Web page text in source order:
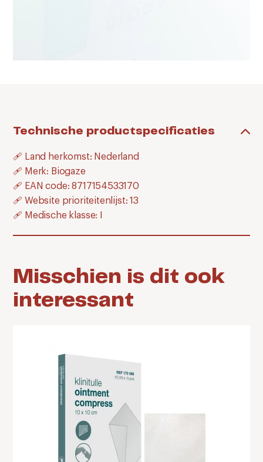
Technische productspecificaties
🩹 Land herkomst: Nederland
🩹 Merk: Biogaze
🩹 EAN code: 8717154533170
🩹 Website prioriteitenlijst: 13
🩹 Medische klasse: I
Misschien is dit ook
interessant